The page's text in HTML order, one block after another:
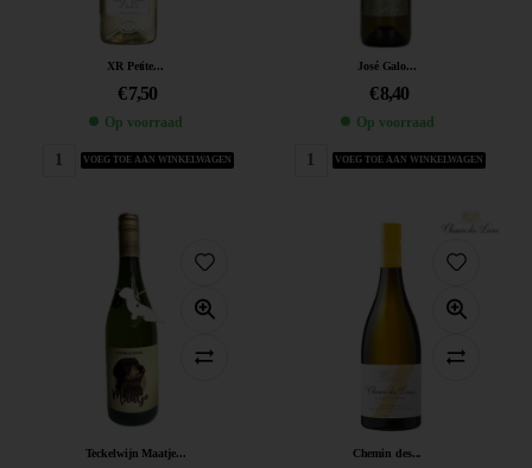
XR Petite...
€ 7,50
Op voorraad
VOEG TOE AAN WINKELWAGEN
José Galo...
€ 8,40
Op voorraad
VOEG TOE AAN WINKELWAGEN
Teckelwijn Maatje... Chemin des...